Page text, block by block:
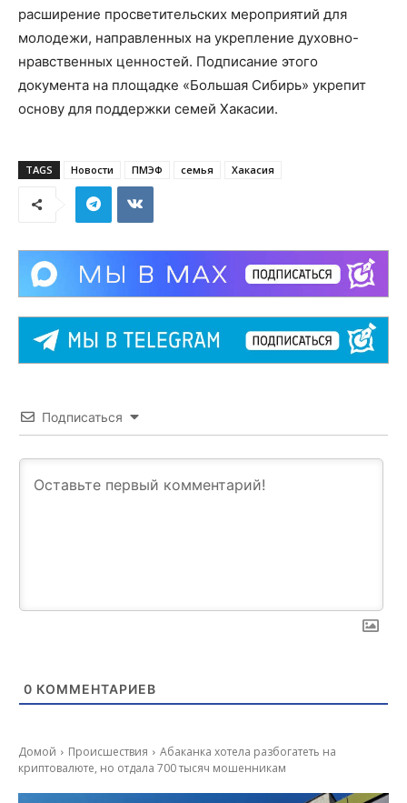
расширение просветительских мероприятий для
молодежи, направленных на укрепление духовно-
нравственных ценностей. Подписание этого
документа на площадке «Большая Сибирь» укрепит
основу для поддержки семей Хакасии.
TAGS Новости ПМЭФ семья Хакасия
Подписаться
0 КОММЕНТАРИЕВ